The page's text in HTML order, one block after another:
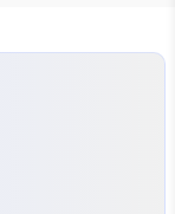
니